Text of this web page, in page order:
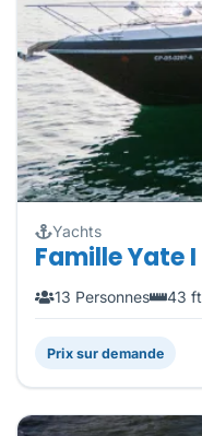
Yachts
Famille Yate I
13 Personnes 43 ft
Prix sur demande